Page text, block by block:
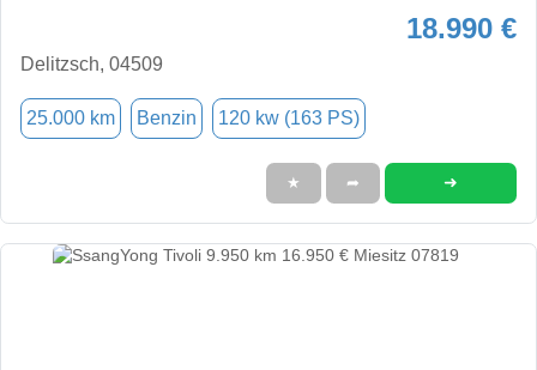
18.990 €
Delitzsch, 04509
25.000 km Benzin 120 kw (163 PS)
★ ➦ ➜